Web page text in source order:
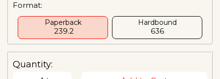
Format:
Paperback
₹ 239.2
Hardbound
₹636
Quantity: